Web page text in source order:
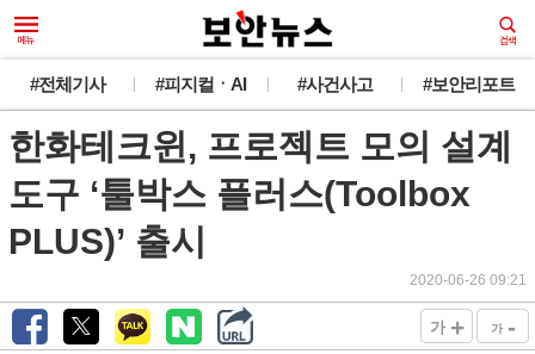
#전체기사 #피지컬ㆍAI #사건사고 #보안리포트
한화테크윈, 프로젝트 모의 설계
도구 ‘툴박스 플러스(Toolbox
PLUS)’ 출시
2020-06-26 09:21
가 + 가 -